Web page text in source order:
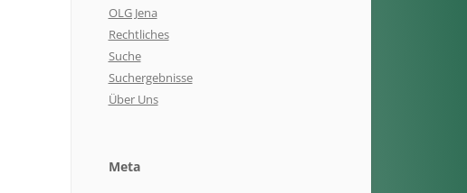
OLG Jena
Rechtliches
Suche
Suchergebnisse
Über Uns
Meta